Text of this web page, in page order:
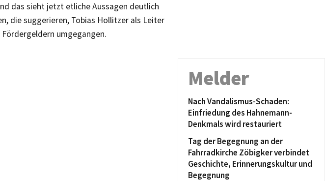
das sieht jetzt etliche Aussagen deutlich
die suggerieren, Tobias Hollitzer als Leiter
umgegangen.
Melder
Nach Vandalismus-Schaden:
Einfriedung des Hahnemann-
Denkmals wird restauriert
Tag der Begegnung an der
Fahrradkirche Zöbigker verbindet
Geschichte, Erinnerungskultur und
Begegnung